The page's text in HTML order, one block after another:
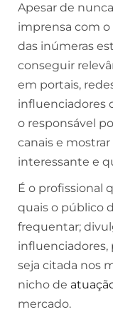
Apesar de
imprensa com
das inúmeras
conseguir
em portais,
influenciadores
o responsável
canais e
interessante e
É o profissional
quais o público
frequentar;
influenciadores,
seja citada nos
nicho de
mercado.